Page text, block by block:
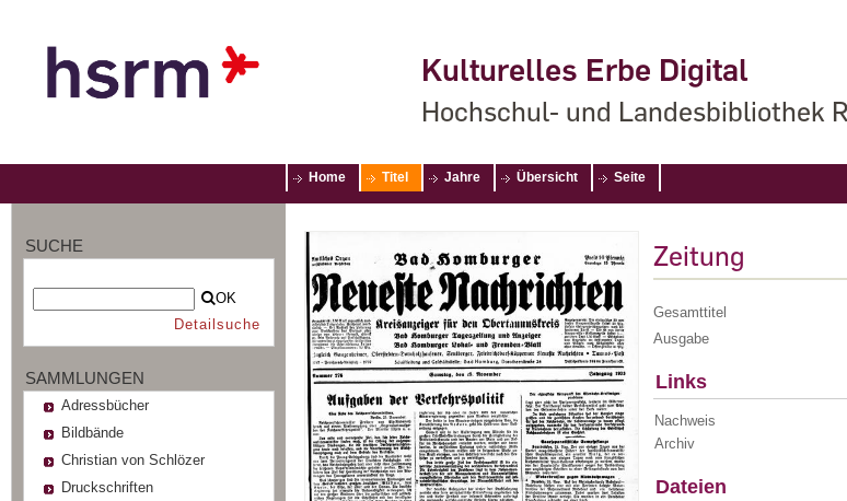
Kulturelles Erbe Digital
Hochschul- und Landesbibliothek
Home Titel Jahre Übersicht Seite
SUCHE
OK
Detailsuche
SAMMLUNGEN
Adressbücher
Bildbände
Christian von Schlözer
Druckschriften
Zeitung
Gesamttitel
Ausgabe
Links
Nachweis
Archiv
Dateien